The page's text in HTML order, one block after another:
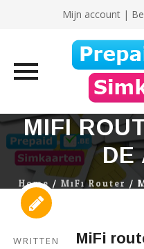
Mijn account|
Skip
to
content
MIFI
DE
Home/ MiFi Router /
WRITTEN
MiFi